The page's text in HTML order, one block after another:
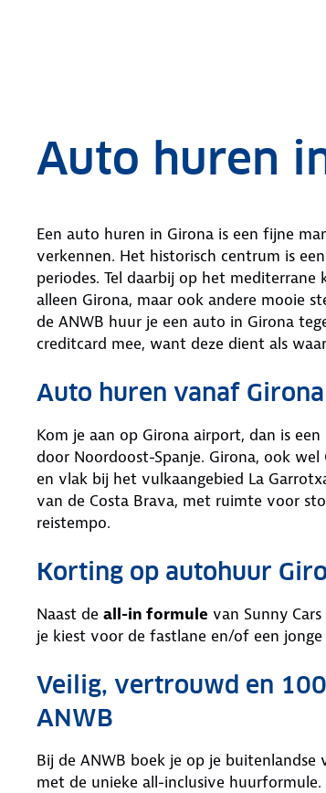
Auto huren
Een auto huren in Girona is een fijne
verkennen. Het historisch centrum is
periodes. Tel daarbij op het
alleen Girona, maar ook andere mooie
de ANWB huur je een auto in Girona
creditcard mee, want deze dient als
Auto huren vanaf
Kom je aan op Girona airport, dan is
door Noordoost-Spanje. Girona, ook
en vlak bij het vulkaangebied La
van de Costa Brava, met ruimte voor
reistempo.
Korting op autohuur
Naast de all-in formule van Sunny
je kiest voor de fastlane en/of een
Veilig, vertrouwd en
ANWB
Bij de ANWB boek je op je
met de unieke all-inclusive